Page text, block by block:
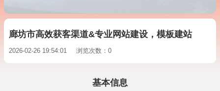
廊坊市高效获客渠道&专业网站建设，模板建站
2026-02-26 19:54:01 浏览次数：0
基本信息